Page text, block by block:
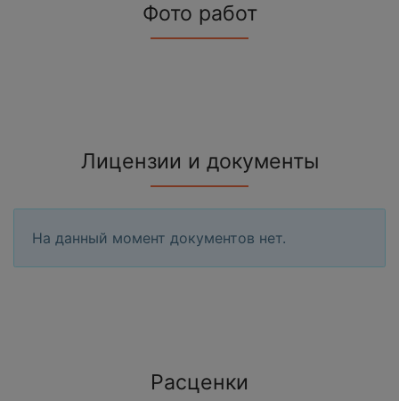
Фото работ
Лицензии и документы
На данный момент документов нет.
Расценки